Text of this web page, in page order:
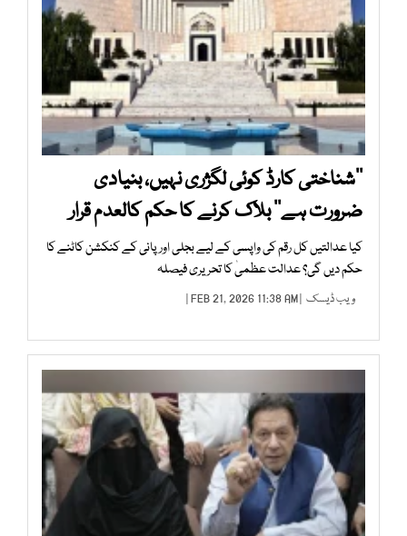
’’شناختی کارڈ کوئی لگژری نہیں، بنیادی
ضرورت ہے‘‘ بلاک کرنے کا حکم کالعدم قرار
کیا عدالتیں کل رقم کی واپسی کے لیے بجلی اور پانی کے کنکشن کاٹنے کا
حکم دیں گی؟ عدالت عظمیٰ کا تحریری فیصلہ
ویب ڈیسک | FEB 21, 2026 11:38 AM |